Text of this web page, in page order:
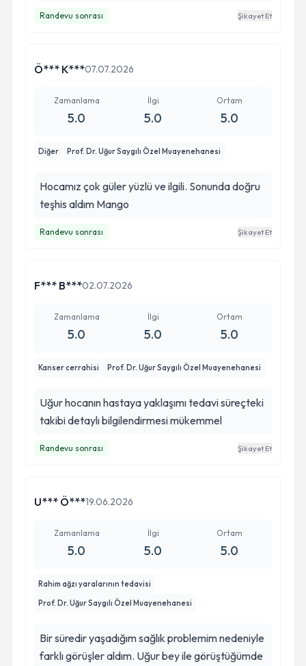
Randevu sonrası Şikayet Et
Ö*** K***07.07.2026
Zamanlama
5.0
İlgi
5.0
Ortam
5.0
Diğer Prof. Dr. Uğur Saygılı Özel Muayenehanesi
Hocamız çok güler yüzlü ve ilgili. Sonunda doğru
teşhis aldım Mango
Randevu sonrası Şikayet Et
F*** B***02.07.2026
Zamanlama
5.0
İlgi
5.0
Ortam
5.0
Kanser cerrahisi Prof. Dr. Uğur Saygılı Özel Muayenehanesi
Uğur hocanın hastaya yaklaşımı tedavi süreçteki
takibi detaylı bilgilendirmesi mükemmel
Randevu sonrası Şikayet Et
U*** Ö***19.06.2026
Zamanlama
5.0
İlgi
5.0
Ortam
5.0
Rahim ağzı yaralarının tedavisi
Prof. Dr. Uğur Saygılı Özel Muayenehanesi
Bir süredir yaşadığım sağlık problemim nedeniyle
farklı görüşler aldım. Uğur bey ile görüştüğümde